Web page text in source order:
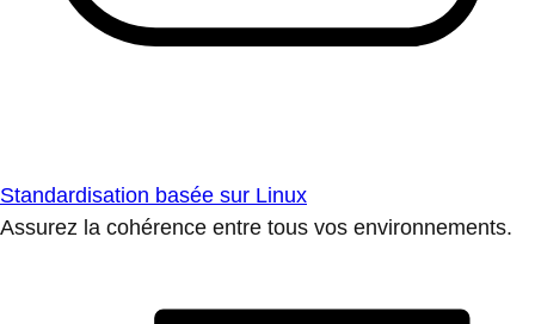
Standardisation basée sur Linux
Assurez la cohérence entre tous vos environnements.